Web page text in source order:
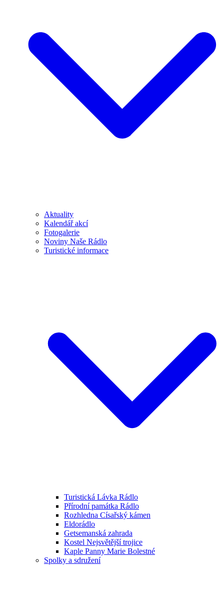
Aktuality
Kalendář akcí
Fotogalerie
Noviny Naše Rádlo
Turistické informace
Turistická Lávka Rádlo
Přírodní památka Rádlo
Rozhledna Císařský kámen
Eldorádlo
Getsemanská zahrada
Kostel Nejsvětější trojice
Kaple Panny Marie Bolestné
Spolky a sdružení